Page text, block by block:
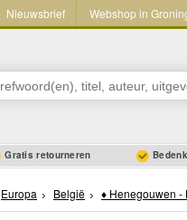
Nieuwsbrief Webshop in
Gratis retourneren
Europa België ♦ Henegouwen -